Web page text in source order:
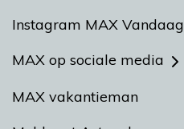
Instagram MAX Vandaag
MAX op sociale media
MAX vakantieman